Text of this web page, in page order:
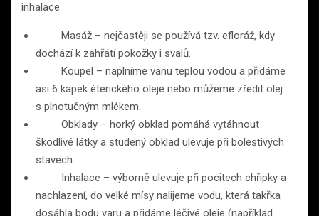
inhalace.
Masáž – nejčastěji se používá tzv. efloráž, kdy
dochází k zahřátí pokožky i svalů.
Koupel – naplníme vanu teplou vodou a přidáme
asi 6 kapek éterického oleje nebo můžeme zředit olej
s plnotučným mlékem.
Obklady – horký obklad pomáhá vytáhnout
škodlivé látky a studený obklad ulevuje při bolestivých
stavech.
Inhalace – výborně ulevuje při pocitech chřipky a
nachlazení, do velké mísy nalijeme vodu, která takřka
dosáhla bodu varu a přidáme léčivé oleje (například